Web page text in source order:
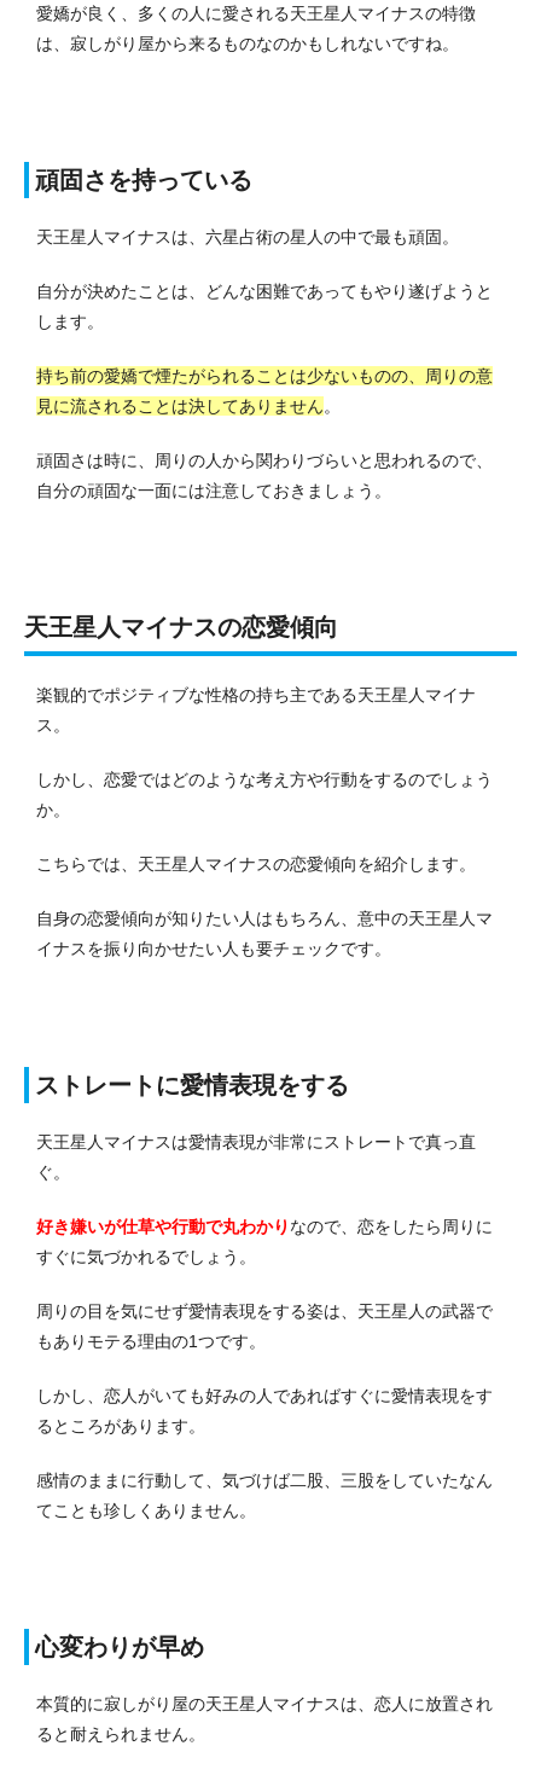
愛嬌が良く、多くの人に愛される天王星人マイナスの特徴
は、寂しがり屋から来るものなのかもしれないですね。
頑固さを持っている
天王星人マイナスは、六星占術の星人の中で最も頑固。
自分が決めたことは、どんな困難であってもやり遂げようと
します。
持ち前の愛嬌で煙たがられることは少ないものの、周りの意
見に流されることは決してありません。
頑固さは時に、周りの人から関わりづらいと思われるので、
自分の頑固な一面には注意しておきましょう。
天王星人マイナスの恋愛傾向
楽観的でポジティブな性格の持ち主である天王星人マイナ
ス。
しかし、恋愛ではどのような考え方や行動をするのでしょう
か。
こちらでは、天王星人マイナスの恋愛傾向を紹介します。
自身の恋愛傾向が知りたい人はもちろん、意中の天王星人マ
イナスを振り向かせたい人も要チェックです。
ストレートに愛情表現をする
天王星人マイナスは愛情表現が非常にストレートで真っ直
ぐ。
好き嫌いが仕草や行動で丸わかり なので、恋をしたら周りに
すぐに気づかれるでしょう。
周りの目を気にせず愛情表現をする姿は、天王星人の武器で
もありモテる理由の1つです。
しかし、恋人がいても好みの人であればすぐに愛情表現をす
るところがあります。
感情のままに行動して、気づけば二股、三股をしていたなん
てことも珍しくありません。
心変わりが早め
本質的に寂しがり屋の天王星人マイナスは、恋人に放置され
ると耐えられません。